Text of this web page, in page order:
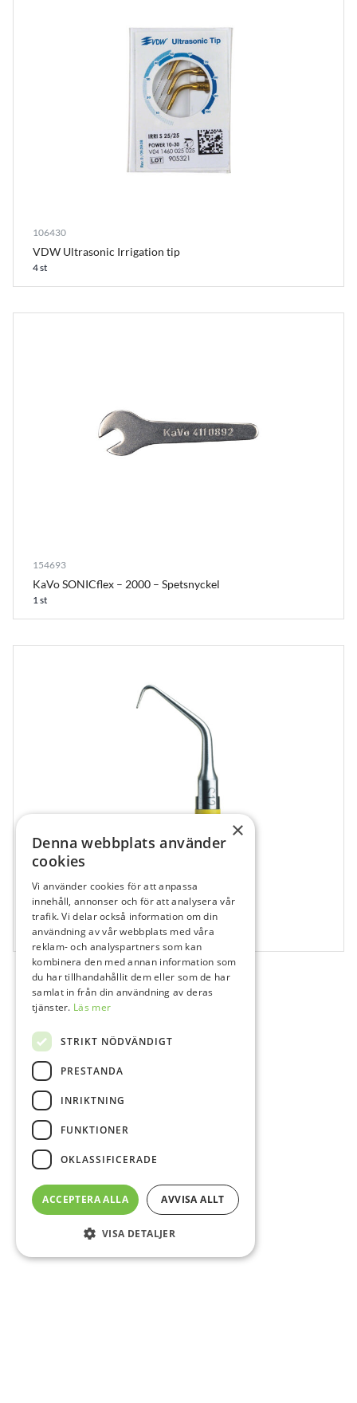
106430
VDW Ultrasonic Irrigation tip
4 st
154693
KaVo SONICflex – 2000 – Spetsnyckel
1 st
106423
Newtron Endosuccess Spets S12/7 D
1 st
×
Denna webbplats använder
cookies
Vi använder cookies för att anpassa
innehåll, annonser och för att analysera vår
trafik. Vi delar också information om din
användning av vår webbplats med våra
reklam- och analyspartners som kan
kombinera den med annan information som
du har tillhandahållit dem eller som de har
samlat in från din användning av deras
tjänster. Läs mer
STRIKT NÖDVÄNDIGT
PRESTANDA
INRIKTNING
FUNKTIONER
OKLASSIFICERADE
ACCEPTERA ALLA AVVISA ALLT
VISA DETALJER